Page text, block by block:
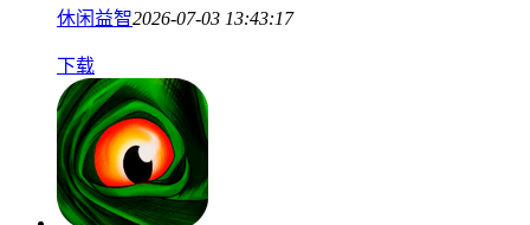
休闲益智2026-07-03 13:43:17
下载